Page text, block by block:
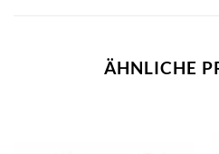
ÄHNLICHE